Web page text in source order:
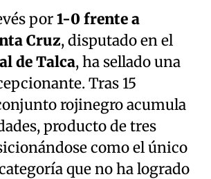
por1-0 frente a
Cruz, disputado en el
de Talca, ha sellado una
Tras 15
rojinegro acumula
producto de tres
como el único
que no ha logrado